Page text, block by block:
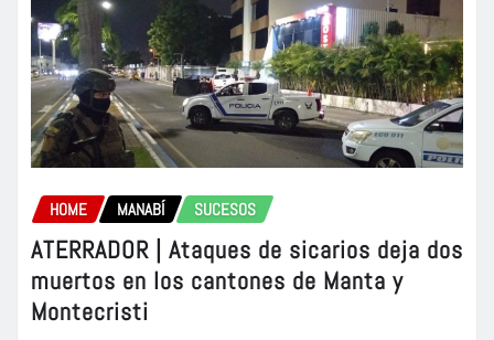
HOME MANABÍ SUCESOS
ATERRADOR | Ataques de sicarios deja dos
muertos en los cantones de Manta y
Montecristi